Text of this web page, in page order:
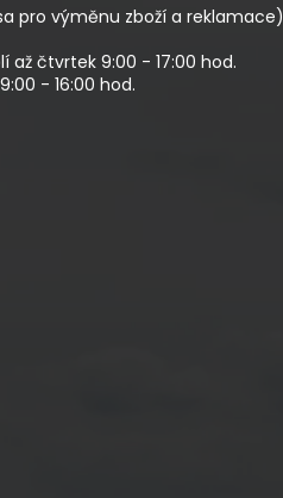
pro výměnu zboží a reklamace)
až čtvrtek 9:00 - 17:00 hod.
- 16:00 hod.